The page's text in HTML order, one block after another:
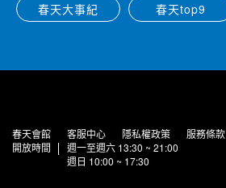
春天大事紀 春天top9
春天會館 客服中心 隱私權政策
服務條款
開放時間
週一至週六 13:30 ~ 21:00
週日 10:00 ~ 17:30